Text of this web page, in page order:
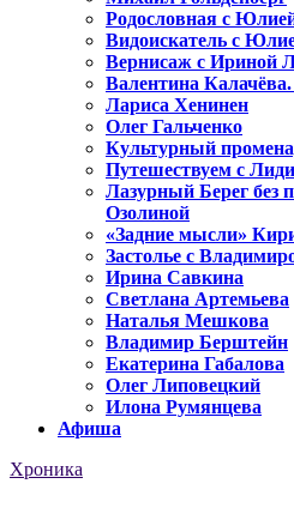
Родословная с
Видоискатель с
Вернисаж с Ириной
Валентина
Лариса Хенинен
Олег Гальченко
Культурный
Путешествуем с
Лазурный Берег без
Озолиной
«Задние мысли»
Застолье с
Ирина Савкина
Светлана Артемьева
Наталья Мешкова
Владимир Берштейн
Екатерина Габалова
Олег Липовецкий
Илона Румянцева
Афиша
Хроника